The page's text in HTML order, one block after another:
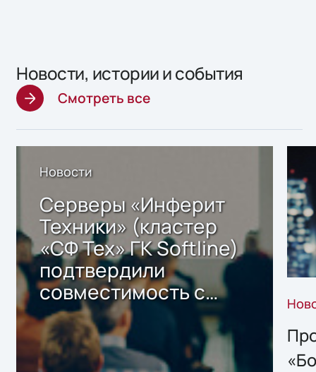
Новости, истории и события
Смотреть все
Новости
Серверы «Инферит
Техники» (кластер
«СФ Тех» ГК Softline)
подтвердили
совместимость с
решением Sharx
Storage 2.x для
хранения данных